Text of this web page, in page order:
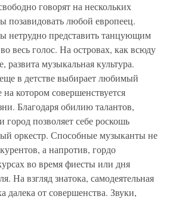
говорят на нескольких
позавидовать любой европеец.
нетрудно представить танцующим
весь голос. На островах, как всюду
развита музыкальная культура.
в детстве выбирает любимый
котором совершенствуется
Благодаря обилию талантов,
город позволяет себе роскошь
оркестр. Способные музыканты не
а напротив, гордо
во время фиесты или дня
На взгляд знатока, самодеятельная
далека от совершенства. Звуки,